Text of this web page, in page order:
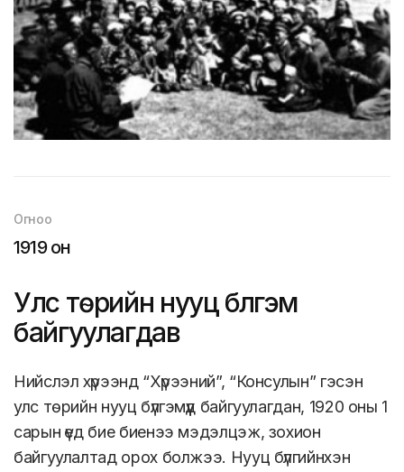
Огноо
1919 он
Улс төрийн нууц бүлгэм
байгуулагдав
Нийслэл хүрээнд “Хүрээний”, “Консулын” гэсэн
улс төрийн нууц бүлгэмүүд байгуулагдан, 1920 оны 1
сарын үед бие биенээ мэдэлцэж, зохион
байгуулалтад орох болжээ. Нууц бүлгийнхэн